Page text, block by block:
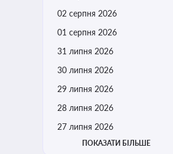
02 серпня 2026
01 серпня 2026
31 липня 2026
30 липня 2026
29 липня 2026
28 липня 2026
27 липня 2026
ПОКАЗАТИ БІЛЬШЕ